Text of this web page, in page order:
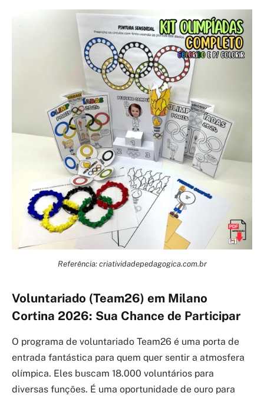
Referência: criatividadepedagogica.com.br
Voluntariado (Team26) em Milano
Cortina 2026: Sua Chance de Participar
O programa de voluntariado Team26 é uma porta de
entrada fantástica para quem quer sentir a atmosfera
olímpica. Eles buscam 18.000 voluntários para
diversas funções. É uma oportunidade de ouro para